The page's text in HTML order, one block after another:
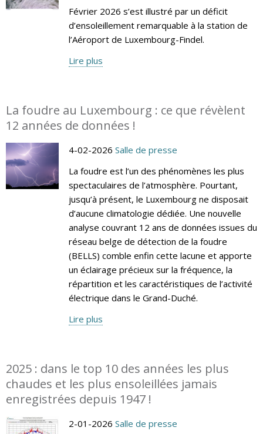
Février 2026 s’est illustré par un déficit
d’ensoleillement remarquable à la station de
l’Aéroport de Luxembourg-Findel.
Lire plus
La foudre au Luxembourg : ce que révèlent
12 années de données !
4-02-2026 Salle de presse
La foudre est l’un des phénomènes les plus
spectaculaires de l’atmosphère. Pourtant,
jusqu’à présent, le Luxembourg ne disposait
d’aucune climatologie dédiée. Une nouvelle
analyse couvrant 12 ans de données issues du
réseau belge de détection de la foudre
(BELLS) comble enfin cette lacune et apporte
un éclairage précieux sur la fréquence, la
répartition et les caractéristiques de l’activité
électrique dans le Grand-Duché.
Lire plus
2025 : dans le top 10 des années les plus
chaudes et les plus ensoleillées jamais
enregistrées depuis 1947 !
2-01-2026 Salle de presse